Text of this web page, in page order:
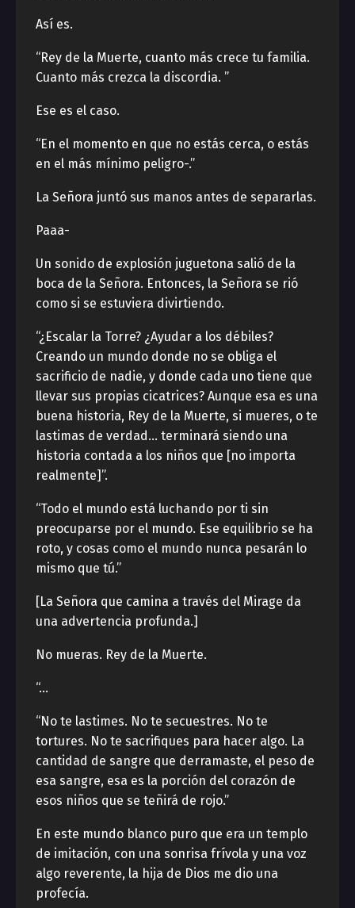
Así es.
“Rey de la Muerte, cuanto más crece tu familia.
Cuanto más crezca la discordia. ”
Ese es el caso.
“En el momento en que no estás cerca, o estás
en el más mínimo peligro-.”
La Señora juntó sus manos antes de separarlas.
Paaa-
Un sonido de explosión juguetona salió de la
boca de la Señora. Entonces, la Señora se rió
como si se estuviera divirtiendo.
“¿Escalar la Torre? ¿Ayudar a los débiles?
Creando un mundo donde no se obliga el
sacrificio de nadie, y donde cada uno tiene que
llevar sus propias cicatrices? Aunque esa es una
buena historia, Rey de la Muerte, si mueres, o te
lastimas de verdad… terminará siendo una
historia contada a los niños que [no importa
realmente]”.
“Todo el mundo está luchando por ti sin
preocuparse por el mundo. Ese equilibrio se ha
roto, y cosas como el mundo nunca pesarán lo
mismo que tú.”
[La Señora que camina a través del Mirage da
una advertencia profunda.]
No mueras. Rey de la Muerte.
“…
“No te lastimes. No te secuestres. No te
tortures. No te sacrifiques para hacer algo. La
cantidad de sangre que derramaste, el peso de
esa sangre, esa es la porción del corazón de
esos niños que se teñirá de rojo.”
En este mundo blanco puro que era un templo
de imitación, con una sonrisa frívola y una voz
algo reverente, la hija de Dios me dio una
profecía.